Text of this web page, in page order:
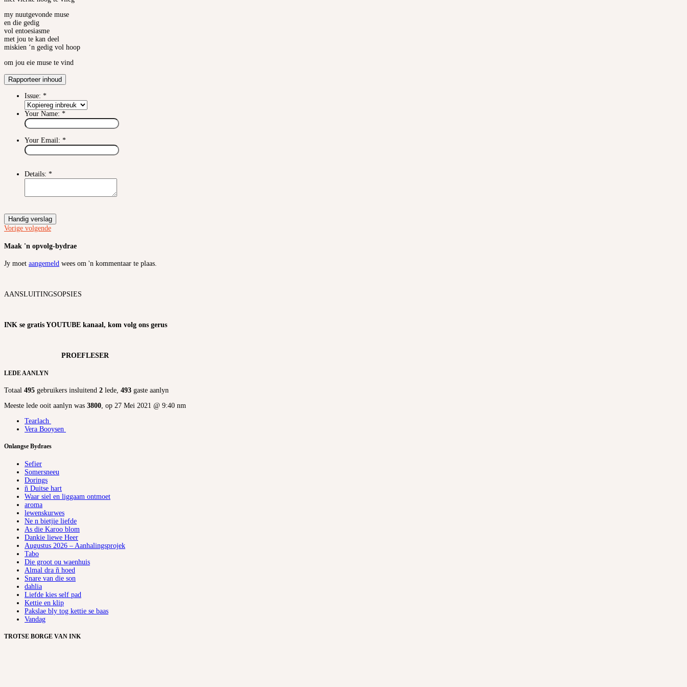
my nuutgevonde muse
en die gedig
vol entoesiasme
met jou te kan deel
miskien ‘n gedig vol hoop
om jou eie muse te vind
Rapporteer inhoud
Issue: *
Your Name: *
Your Email: *
Details: *
Handig verslag
Vorige volgende
Maak 'n opvolg-bydrae
Jy moet aangemeld wees om 'n kommentaar te plaas.
AANSLUITINGSOPSIES
INK se gratis YOUTUBE kanaal, kom volg ons gerus
PROEFLESER
LEDE AANLYN
Totaal 495 gebruikers insluitend 2 lede, 493 gaste aanlyn
Meeste lede ooit aanlyn was 3800, op 27 Mei 2021 @ 9:40 nm
Tearlach
Vera Booysen
Onlangse Bydraes
Sefier
Somersneeu
Dorings
ñ Duitse hart
Waar siel en liggaam ontmoet
aroma
lewenskurwes
Ne n bietjie liefde
As die Karoo blom
Dankie liewe Heer
Augustus 2026 – Aanhalingsprojek
Tabo
Die groot ou waenhuis
Almal dra ñ hoed
Snare van die son
dahlia
Liefde kies self pad
Kettie en klip
Pakslae bly tog kettie se baas
Vandag
TROTSE BORGE VAN INK